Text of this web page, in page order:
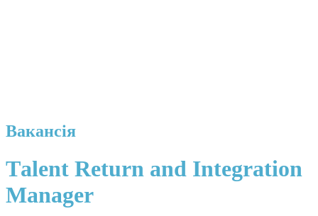
Вакансія
Тalent Return and Integration
Manager